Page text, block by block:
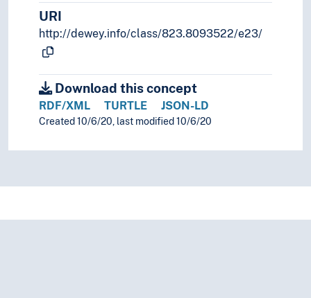
URI
http://dewey.info/class/823.8093522/e23/
Download this concept
RDF/XML TURTLE JSON-LD
Created 10/6/20, last modified 10/6/20